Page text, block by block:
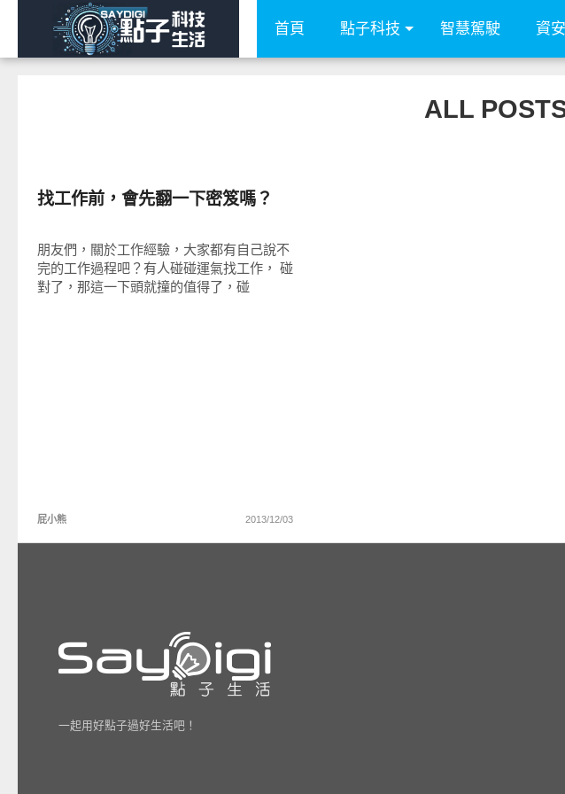
首頁 點子科技 智慧駕駛 資
ALL
找工作前，會先翻一下密笈嗎？
朋友們，關於工作經驗，大家都有自己說不
完的工作過程吧？有人碰碰運氣找工作， 碰
對了，那這一下頭就撞的值得了，碰
屁小熊 2013/12/03
一起用好點子過好生活吧！